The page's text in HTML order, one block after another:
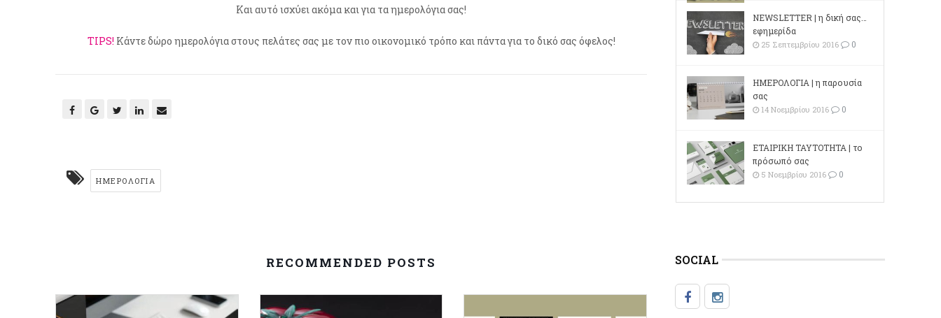
Και αυτό ισχύει ακόμα και για τα ημερολόγια σας!
ΤΙPS! Κάντε δώρο ημερολόγια στους πελάτες σας με τον πιο οικονομικό τρόπο και πάντα για το δικό σας όφελος!
ΗΜΕΡΟΛΌΓΙΑ
RECOMMENDED POSTS
NEWSLETTER | η δική σας…
εφημερίδα
25 Σεπτεμβρίου 2016 0
ΗΜΕΡΟΛΟΓΙΑ | η παρουσία
σας
14 Νοεμβρίου 2016 0
ΕΤΑΙΡΙΚΗ ΤΑΥΤΟΤΗΤΑ | το
πρόσωπό σας
5 Νοεμβρίου 2016 0
SOCIAL